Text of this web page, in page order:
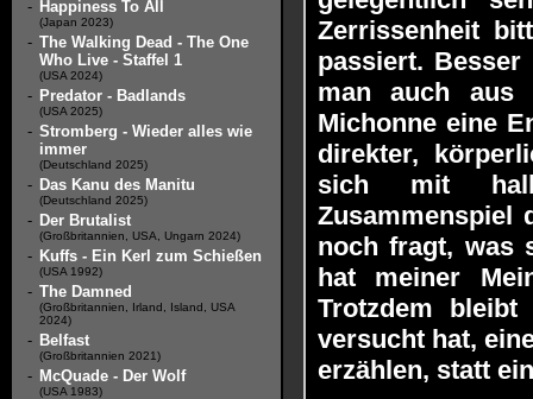
- Happiness To All
(Japan 2023)
- The Walking Dead - The One
Who Live - Staffel 1
(USA 2024)
- Predator - Badlands
(USA 2025)
- Stromberg - Wieder alles wie
immer
(Deutschland 2025)
- Das Kanu des Manitu
(Deutschland 2025)
- Der Brutalist
(Großbritannien, USA, Ungarn 2024)
- Kuffs - Ein Kerl zum Schießen
(USA 1992)
- The Damned
(Großbritannien, Irland, Island, USA
2024)
- Belfast
(Großbritannien 2021)
- McQuade - Der Wolf
(USA 1983)
Zerrissenheit
passiert.
man auch aus
Michonne eine
direkter,
sich mit
Zusammenspiel
noch fragt, was
hat meiner
Trotzdem
versucht hat,
erzählen, statt